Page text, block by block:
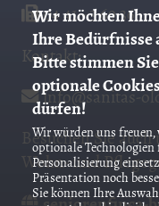
04 41 - 3 69 36
Kontakt:
info@sanitas-
Besuchen Sie
Wohn- und
Wir möchten
Ihre Bedürfnisse
Bitte stimmen
optionale
dürfen!
Wir würden uns
optionale
Personalisierung
Präsentation noch
Sie können Ihre